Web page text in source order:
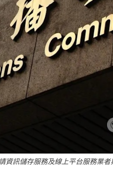
訊儲存服務及線上平台服務業者